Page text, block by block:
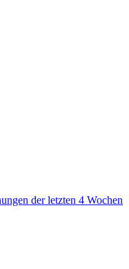
der letzten 4 Wochen